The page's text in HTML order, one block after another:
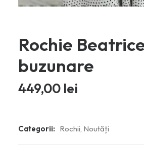
Rochie
buzunare
449,00 lei
Categorii: Rochii, Noutăți